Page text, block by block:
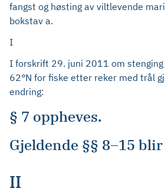
fangst og høsting av viltlevende
bokstav a.
I
I forskrift 29. juni 2011 om
62°N for fiske etter reker med trål
endring:
§ 7 oppheves.
Gjeldende §§ 8–15
II